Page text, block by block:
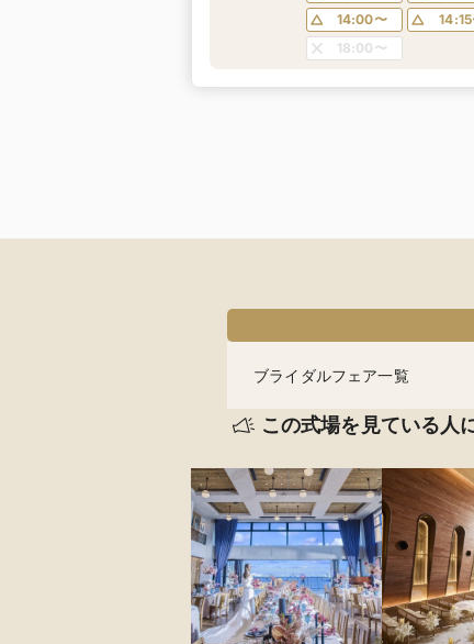
14:00〜
18:00〜
ブライダルフェア一覧
この式場を見ている人